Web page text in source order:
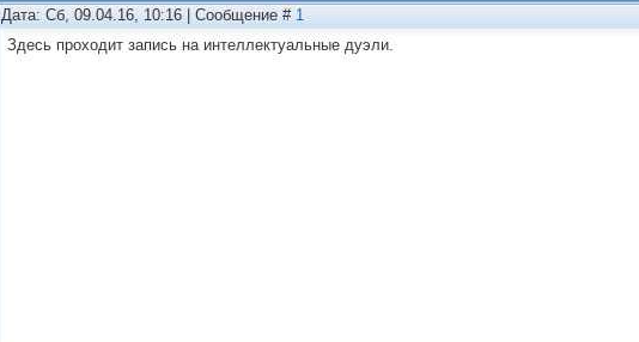
Дата: Сб, 09.04.16, 10:16 | Сообщение # 1
Здесь проходит запись на интеллектуальные дуэли.